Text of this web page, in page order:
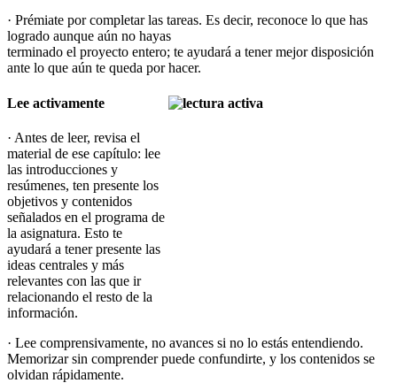
· Prémiate por completar las tareas. Es decir, reconoce lo que has
logrado aunque aún no hayas
terminado el proyecto entero; te ayudará a tener mejor disposición
ante lo que aún te queda por hacer.
Lee activamente
· Antes de leer, revisa el
material de ese capítulo: lee
las introducciones y
resúmenes, ten presente los
objetivos y contenidos
señalados en el programa de
la asignatura. Esto te
ayudará a tener presente las
ideas centrales y más
relevantes con las que ir
relacionando el resto de la
información.
· Lee comprensivamente, no avances si no lo estás entendiendo.
Memorizar sin comprender puede confundirte, y los contenidos se
olvidan rápidamente.